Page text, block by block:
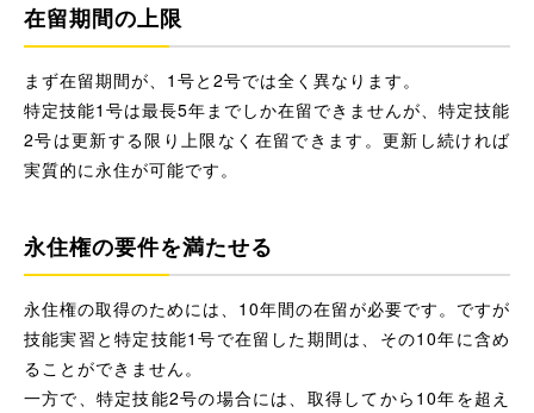
在留期間の上限
まず在留期間が、1号と2号では全く異なります。
特定技能1号は最長5年までしか在留できませんが、特定技能
2号は更新する限り上限なく在留できます。更新し続ければ
実質的に永住が可能です。
永住権の要件を満たせる
永住権の取得のためには、10年間の在留が必要です。ですが
技能実習と特定技能1号で在留した期間は、その10年に含め
ることができません。
一方で、特定技能2号の場合には、取得してから10年を超え